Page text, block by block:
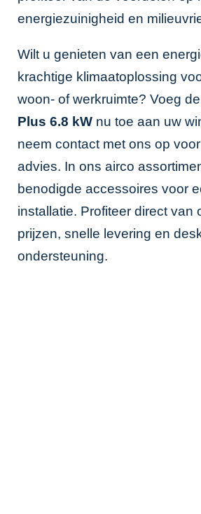
energiezuinigheid en
Wilt u genieten van een
krachtige klimaatoplossing
woon- of werkruimte? Voeg de
Plus 6.8 kW nu toe aan uw
neem contact met ons op
advies. In ons airco
benodigde accessoires voor
installatie. Profiteer direct van
prijzen, snelle levering en
ondersteuning.